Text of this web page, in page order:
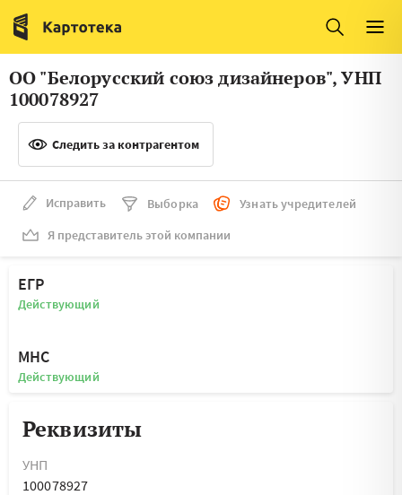
Италия
Люксембург
Литва
Латвия
Словения
Франция
Финляндия
Швеция
Мальта
ОО "Белорусский союз дизайнеров", УНП
100078927
Следить за контрагентом
Исправить Выборка
Узнать учредителей
Я представитель этой компании
ЕГР
Действующий
МНС
Действующий
Реквизиты
УНП
100078927